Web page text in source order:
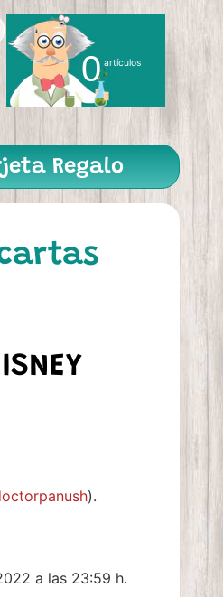
0 artículos
menu
Regalo
).
a las 23:59 h.